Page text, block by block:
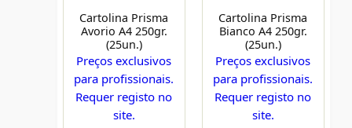
Cartolina Prisma
Avorio A4 250gr.
(25un.)
Preços exclusivos
para profissionais.
Requer registo no
site.
Cartolina Prisma
Bianco A4 250gr.
(25un.)
Preços exclusivos
para profissionais.
Requer registo no
site.